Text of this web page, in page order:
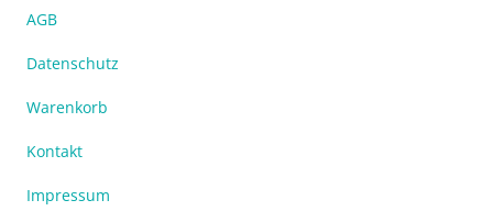
AGB
Datenschutz
Warenkorb
Kontakt
Impressum